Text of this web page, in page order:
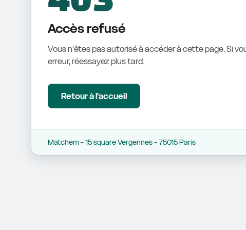
Accès refusé
Vous n'êtes pas autorisé à accéder à cette page. Si
erreur, réessayez plus tard.
Retour à l'accueil
Matchem - 15 square Vergennes - 75015 Paris